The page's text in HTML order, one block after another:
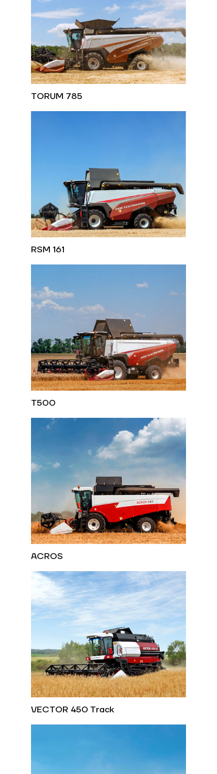
TORUM 785
RSM 161
Т500
ACROS
VECTOR 450 Track